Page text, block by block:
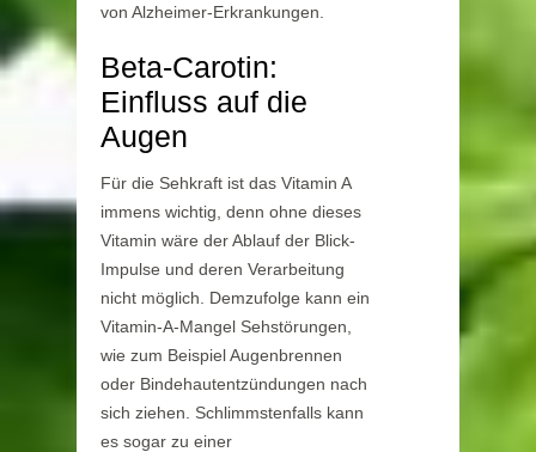
von Alzheimer-Erkrankungen.
Beta-Carotin:
Einfluss auf die
Augen
Für die Sehkraft ist das Vitamin A
immens wichtig, denn ohne dieses
Vitamin wäre der Ablauf der Blick-
Impulse und deren Verarbeitung
nicht möglich. Demzufolge kann ein
Vitamin-A-Mangel Sehstörungen,
wie zum Beispiel Augenbrennen
oder Bindehautentzündungen nach
sich ziehen. Schlimmstenfalls kann
es sogar zu einer